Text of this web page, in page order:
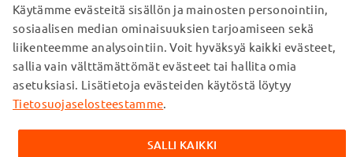
TOIMITUSKUMPPANIMME
© subtel.fi 2026
toimituskuluja. Kaikki sivuillamme mainitut tavaramerkit ovat
Käytämme evästeitä sisällön ja mainosten personointiin,
sosiaalisen median ominaisuuksien tarjoamiseen sekä
liikenteemme analysointiin. Voit hyväksyä kaikki evästeet,
sallia vain välttämättömät evästeet tai hallita omia
asetuksiasi. Lisätietoja evästeiden käytöstä löytyy
Tietosuojaselosteestamme.
SALLI KAIKKI